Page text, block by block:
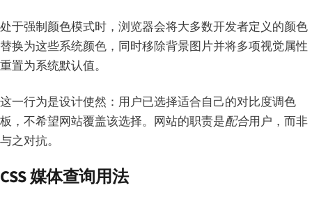
处于强制颜色模式时，浏览器会将大多数开发者定义的颜色
替换为这些系统颜色，同时移除背景图片并将多项视觉属性
重置为系统默认值。
这一行为是设计使然：用户已选择适合自己的对比度调色
板，不希望网站覆盖该选择。网站的职责是配合用户，而非
与之对抗。
CSS 媒体查询用法